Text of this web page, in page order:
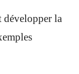
développer la